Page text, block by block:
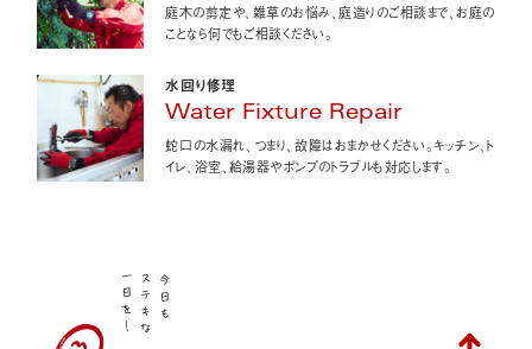
庭木の剪定や、雑草のお悩み、庭造りのご相談まで、お庭の
ことなら何でもご相談ください。
水回り修理
Water Fixture Repair
蛇口の水漏れ、つまり、故障はおまかせください。キッチン、ト
イレ、浴室、給湯器やポンプのトラブルも対応します。